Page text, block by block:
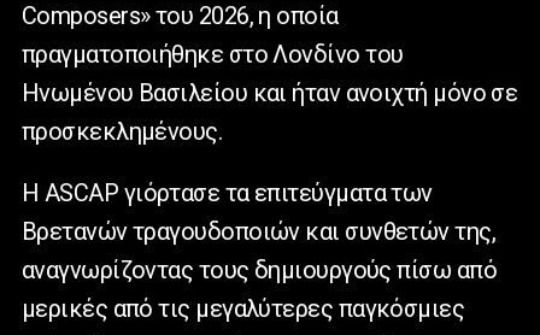
Composers» του 2026, η οποία
πραγματοποιήθηκε στο Λονδίνο του
Ηνωμένου Βασιλείου και ήταν ανοιχτή μόνο σε
προσκεκλημένους.
Η ASCAP γιόρτασε τα επιτεύγματα των
Βρετανών τραγουδοποιών και συνθετών της,
αναγνωρίζοντας τους δημιουργούς πίσω από
μερικές από τις μεγαλύτερες παγκόσμιες